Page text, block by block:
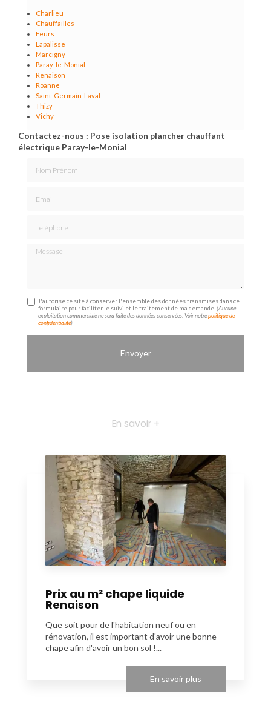
Charlieu
Chauffailles
Feurs
Lapalisse
Marcigny
Paray-le-Monial
Renaison
Roanne
Saint-Germain-Laval
Thizy
Vichy
Contactez-nous : Pose isolation plancher chauffant
électrique Paray-le-Monial
Message
J'autorise ce site à conserver l'ensemble des données transmises dans ce
formulaire pour faciliter le suivi et le traitement de ma demande.(Aucune
exploitation commerciale ne sera faite des données conservées. Voir notrepolitique de
confidentialité)
En savoir +
Prix au m² chape liquide
Renaison
Que soit pour de l'habitation neuf ou en
rénovation, il est important d'avoir une bonne
chape afin d'avoir un bon sol !...
En savoir plus